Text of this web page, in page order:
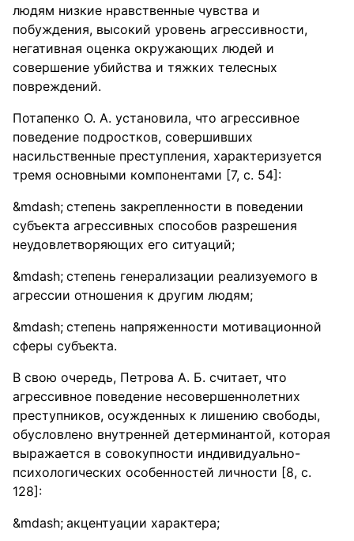
людям низкие нравственные чувства и
побуждения, высокий уровень агрессивности,
негативная оценка окружающих людей и
совершение убийства и тяжких телесных
повреждений.
Потапенко О. А. установила, что агрессивное
поведение подростков, совершивших
насильственные преступления, характеризуется
тремя основными компонентами [7, с. 54]:
степень закрепленности в поведении
субъекта агрессивных способов разрешения
неудовлетворяющих его ситуаций;
степень генерализации реализуемого в
агрессии отношения к другим людям;
степень напряженности мотивационной
сферы субъекта.
В свою очередь, Петрова А. Б. считает, что
агрессивное поведение несовершеннолетних
преступников, осужденных к лишению свободы,
обусловлено внутренней детерминантой, которая
выражается в совокупности индивидуально-
психологических особенностей личности [8, с.
128]:
акцентуации характера;